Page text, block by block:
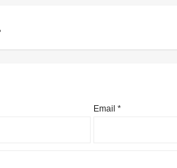
Email *